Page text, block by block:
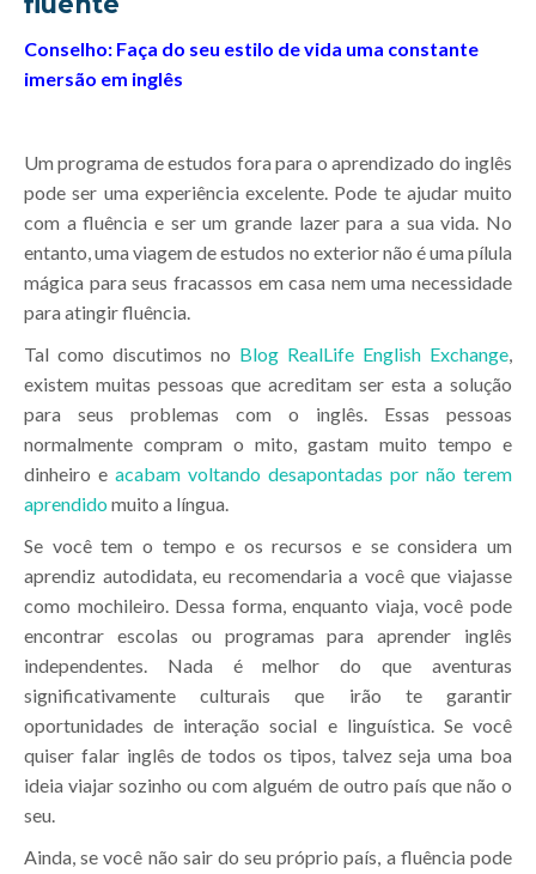
Conselho: Faça do seu estilo de vida uma constante
imersão em inglês
Um programa de estudos fora para o aprendizado do inglês
pode ser uma experiência excelente. Pode te ajudar muito
com a fluência e ser um grande lazer para a sua vida. No
entanto, uma viagem de estudos no exterior não é uma pílula
mágica para seus fracassos em casa nem uma necessidade
para atingir fluência.
Tal como discutimos no Blog RealLife English Exchange,
existem muitas pessoas que acreditam ser esta a solução
para seus problemas com o inglês. Essas pessoas
normalmente compram o mito, gastam muito tempo e
dinheiro e acabam voltando desapontadas por não terem
aprendidomuito a língua.
Se você tem o tempo e os recursos e se considera um
aprendiz autodidata, eu recomendaria a você que viajasse
como mochileiro. Dessa forma, enquanto viaja, você pode
encontrar escolas ou programas para aprender inglês
independentes. Nada é melhor do que aventuras
significativamente culturais que irão te garantir
oportunidades de interação social e linguística. Se você
quiser falar inglês de todos os tipos, talvez seja uma boa
ideia viajar sozinho ou com alguém de outro país que não o
seu.
Ainda, se você não sair do seu próprio país, a fluência pode